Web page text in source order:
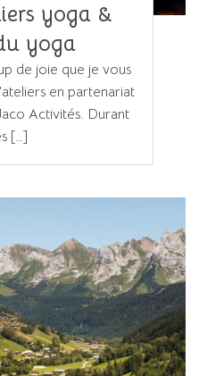
yoga &
yoga
de joie que je vous
en partenariat
Activités. Durant
[…]